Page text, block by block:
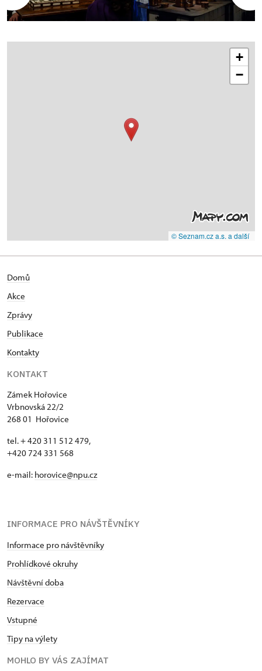
+
−
© Seznam.cz a.s. a další
Domů
Akce
Zprávy
Publikace
Kontakty
KONTAKT
Zámek Hořovice
Vrbnovská 22/2
268 01 Hořovice
tel. + 420 311 512 479,
+420 724 331 568
e-mail: horovice@npu.cz
INFORMACE PRO NÁVŠTĚVNÍKY
Informace pro návštěvníky
Prohlídkové okruhy
Návštěvní doba
Rezervace
Vstupné
Tipy na výlety
MOHLO BY VÁS ZAJÍMAT